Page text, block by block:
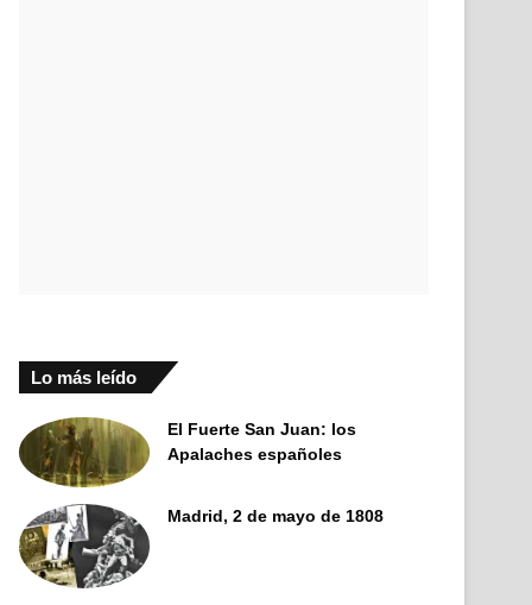
Lo más leído
El Fuerte San Juan: los
Apalaches españoles
Madrid, 2 de mayo de 1808